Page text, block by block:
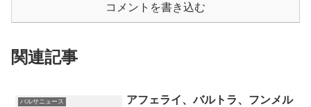
コメントを書き込む
関連記事
バルサニュース
アフェライ、バルトラ、フンメル